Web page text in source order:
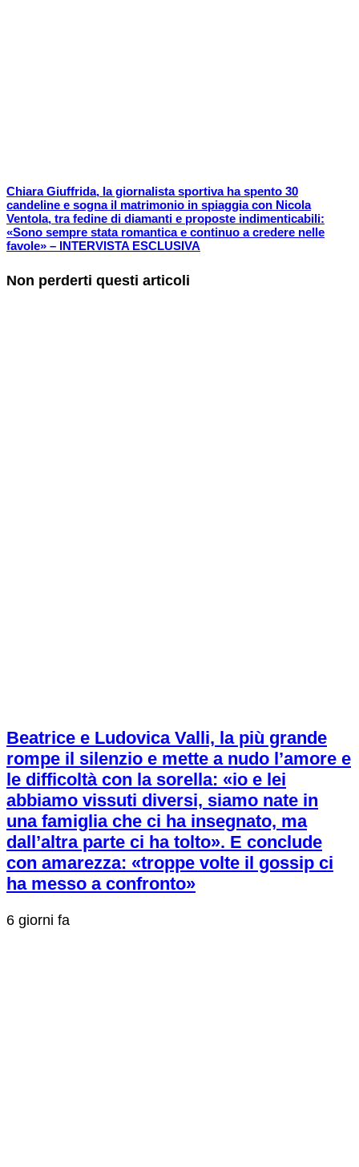
Chiara Giuffrida, la giornalista sportiva ha spento 30
candeline e sogna il matrimonio in spiaggia con Nicola
Ventola, tra fedine di diamanti e proposte indimenticabili:
«Sono sempre stata romantica e continuo a credere nelle
favole» – INTERVISTA ESCLUSIVA
Non perderti questi articoli
Beatrice e Ludovica Valli, la più grande
rompe il silenzio e mette a nudo l’amore e
le difficoltà con la sorella: «io e lei
abbiamo vissuti diversi, siamo nate in
una famiglia che ci ha insegnato, ma
dall’altra parte ci ha tolto». E conclude
con amarezza: «troppe volte il gossip ci
ha messo a confronto»
6 giorni fa